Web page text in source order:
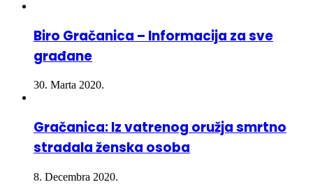
Biro Gračanica – Informacija za sve
građane
30. Marta 2020.
Gračanica: Iz vatrenog oružja smrtno
stradala ženska osoba
8. Decembra 2020.